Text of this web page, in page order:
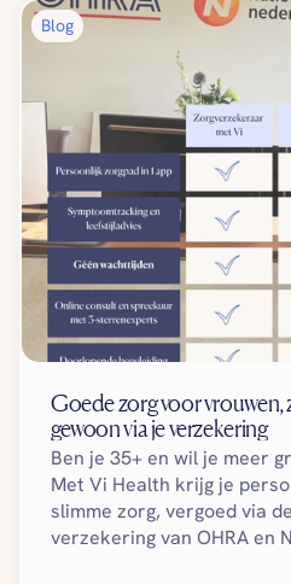
Blog
Goede zorg voor
gewoon via je verzekering
Ben je 35+ en wil je meer
Met Vi Health krijg je
slimme zorg, vergoed via
verzekering van OHRA en